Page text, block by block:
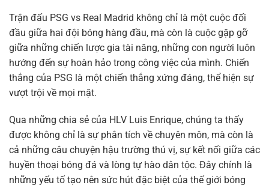
Trận đấu PSG vs Real Madrid không chỉ là một cuộc đối
đầu giữa hai đội bóng hàng đầu, mà còn là cuộc gặp gỡ
giữa những chiến lược gia tài năng, những con người luôn
hướng đến sự hoàn hảo trong công việc của mình. Chiến
thắng của PSG là một chiến thắng xứng đáng, thể hiện sự
vượt trội về mọi mặt.
Qua những chia sẻ của HLV Luis Enrique, chúng ta thấy
được không chỉ là sự phân tích về chuyên môn, mà còn là
cả những câu chuyện hậu trường thú vị, sự kết nối giữa các
huyền thoại bóng đá và lòng tự hào dân tộc. Đây chính là
những yếu tố tạo nên sức hút đặc biệt của thế giới bóng